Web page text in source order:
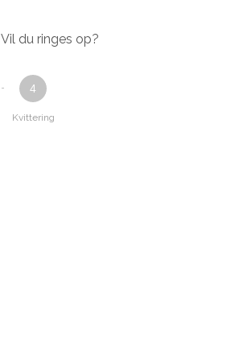
Vil du ringes op?
4
Kvittering